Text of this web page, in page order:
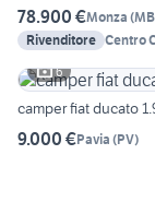
78.900 €Monza (MB
Rivenditore Centro
6
camper fiat ducato
9.000 €Pavia (PV)